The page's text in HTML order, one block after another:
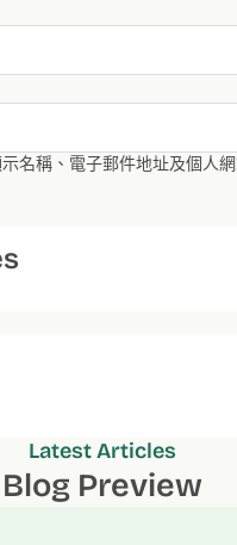
名稱、電子郵件地址及個人
Latest Articles
Blog Preview